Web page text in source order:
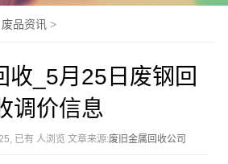
废品资讯 >
收_5月25日废钢回
调价信息
已有 人浏览 文章来源:废旧金属回收公司